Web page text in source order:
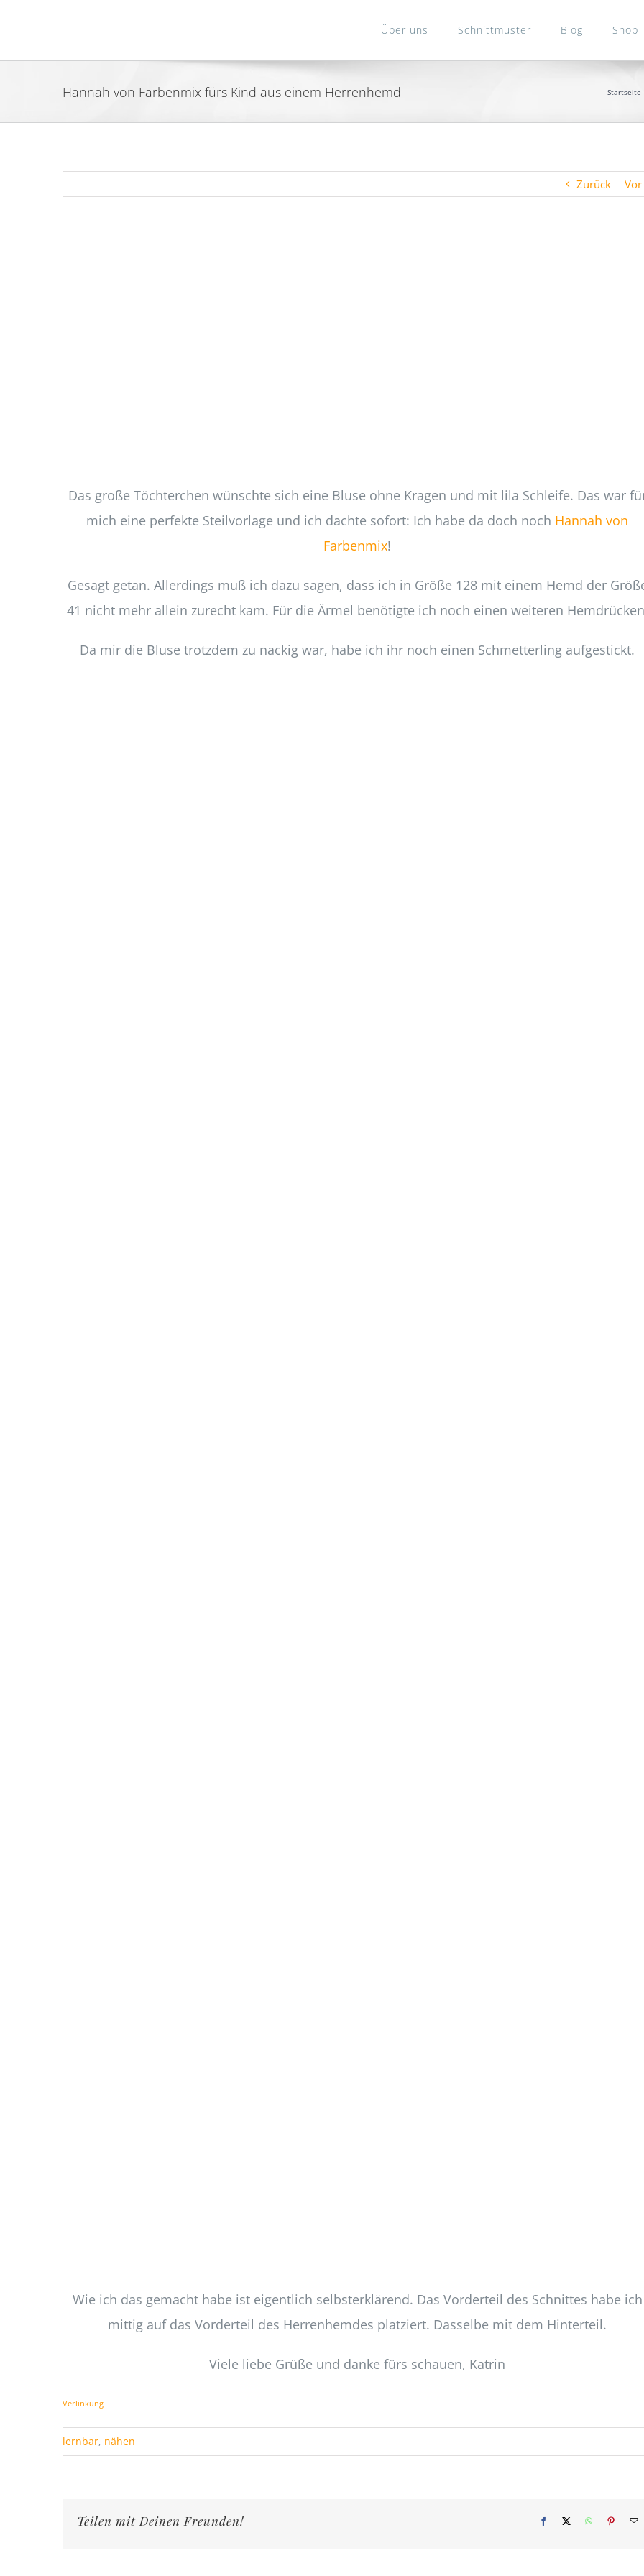
Über uns Schnittmuster Blog Shop
Hannah von Farbenmix fürs Kind aus einem Herrenhemd Startseite
Zurück Vor
Das große Töchterchen wünschte sich eine Bluse ohne Kragen und mit lila Schleife. Das war
mich eine perfekte Steilvorlage und ich dachte sofort: Ich habe da doch noch Hannah von
Farbenmix!
Gesagt getan. Allerdings muß ich dazu sagen, dass ich in Größe 128 mit einem Hemd der
41 nicht mehr allein zurecht kam. Für die Ärmel benötigte ich noch einen weiteren
Da mir die Bluse trotzdem zu nackig war, habe ich ihr noch einen Schmetterling aufgestickt.
Wie ich das gemacht habe ist eigentlich selbsterklärend. Das Vorderteil des Schnittes habe ich
mittig auf das Vorderteil des Herrenhemdes platziert. Dasselbe mit dem Hinterteil.
Viele liebe Grüße und danke fürs schauen, Katrin
Verlinkung
lernbar, nähen
Teilen mit Deinen Freunden! Facebook
X WhatsAppPinterestE-